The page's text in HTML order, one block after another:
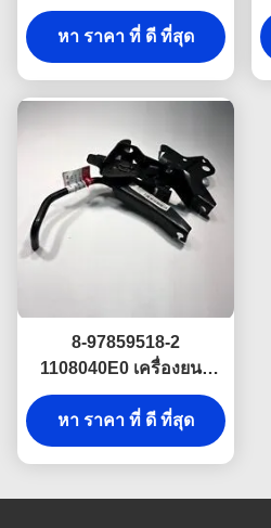
Tunland & JAC T6 ′′ 5
Lug 4WD สําหรับพิกอัพ
4WD
หา ราคา ที่ ดี ที่สุด
8-97859518-2
1108040E0 เครื่องยนต์
การควบคุม Link ASM
สําหรับ ISUZU NKR JAC
อะไหล่รถบรรทุก
หา ราคา ที่ ดี ที่สุด